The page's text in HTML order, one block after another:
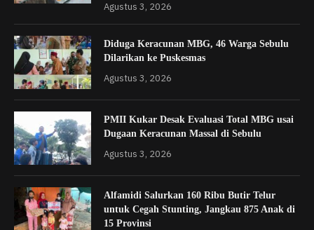
Agustus 3, 2026
Diduga Keracunan MBG, 46 Warga Sebulu
Dilarikan ke Puskesmas
Agustus 3, 2026
PMII Kukar Desak Evaluasi Total MBG usai
Dugaan Keracunan Massal di Sebulu
Agustus 3, 2026
Alfamidi Salurkan 160 Ribu Butir Telur
untuk Cegah Stunting, Jangkau 875 Anak di
15 Provinsi